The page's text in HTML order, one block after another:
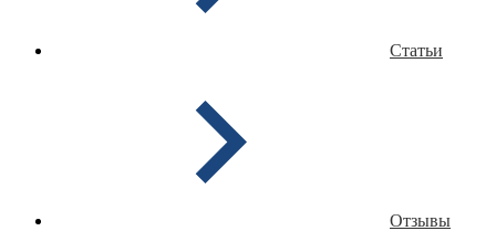
Статьи
Отзывы